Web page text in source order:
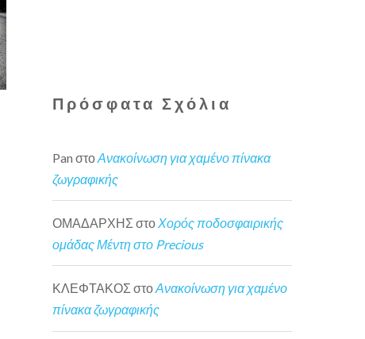
Πρόσφατα Σχόλια
Pan στοΑνακοίνωση για χαμένο πίνακα
ζωγραφικής
ΟΜΑΔΑΡΧΗΣ στο Χορός ποδοσφαιρικής
ομάδας Μέντη στο Precious
ΚΛΕΦΤΑΚΟΣ στοΑνακοίνωση για χαμένο
πίνακα ζωγραφικής